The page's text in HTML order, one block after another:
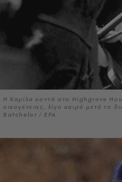
Η Καμίλα κοντά στο Highgrove
οικογένειας, λίγο καιρό μετά το
Batchelor / EPA